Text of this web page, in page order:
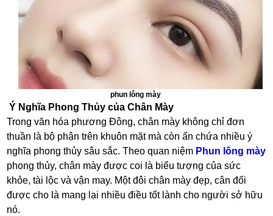
phun lông mày
Ý Nghĩa Phong Thủy của Chân Mày
Trong văn hóa phương Đông, chân mày không chỉ đơn
thuần là bộ phận trên khuôn mặt mà còn ẩn chứa nhiều ý
nghĩa phong thủy sâu sắc. Theo quan niệm Phun lông mày
phong thủy, chân mày được coi là biểu tượng của sức
khỏe, tài lộc và vận may. Một đôi chân mày đẹp, cân đối
được cho là mang lại nhiều điều tốt lành cho người sở hữu
nó.